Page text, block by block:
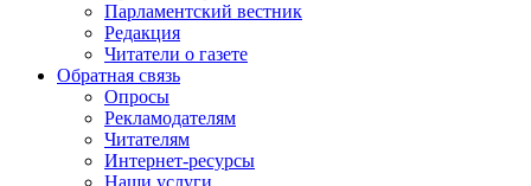
Парламентский вестник
Редакция
Читатели о газете
Обратная связь
Опросы
Рекламодателям
Читателям
Интернет-ресурсы
Наши услуги